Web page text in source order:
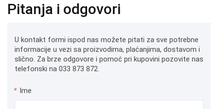
Pitanja i odgovori
U kontakt formi ispod nas možete pitati za sve potrebne
informacije u vezi sa proizvodima, plaćanjima, dostavom i
slično. Za brze odgovore i pomoć pri kupovini pozovite nas
telefonski na 033 873 872.
* Ime